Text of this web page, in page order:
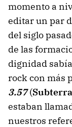
momento a
editar un par
del siglo
de las
dignidad
rock con más
3.57(
estaban
nuestros